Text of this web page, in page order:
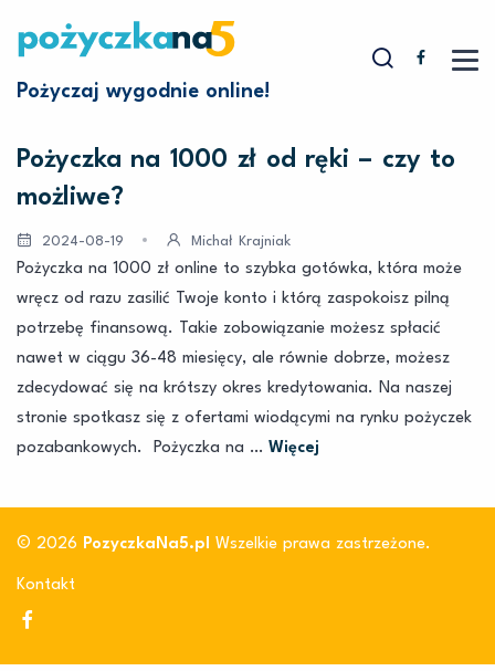
Pożyczaj wygodnie online!
Pożyczka na 1000 zł od ręki – czy to
możliwe?
2024-08-19 Michał Krajniak
Pożyczka na 1000 zł online to szybka gotówka, która może
wręcz od razu zasilić Twoje konto i którą zaspokoisz pilną
potrzebę finansową. Takie zobowiązanie możesz spłacić
nawet w ciągu 36-48 miesięcy, ale równie dobrze, możesz
zdecydować się na krótszy okres kredytowania. Na naszej
stronie spotkasz się z ofertami wiodącymi na rynku pożyczek
pozabankowych. Pożyczka na … Więcej
© 2026 PozyczkaNa5.pl Wszelkie prawa zastrzeżone.
Kontakt